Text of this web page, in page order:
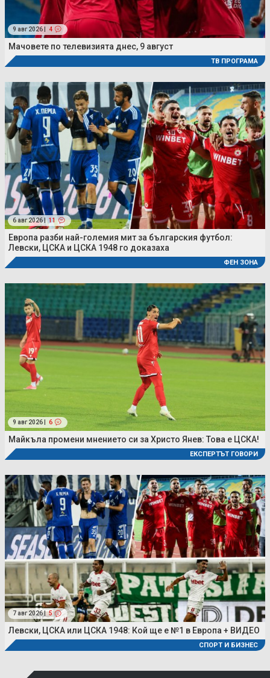
9 авг 2026 | 4
Мачовете по телевизията днес, 9 август
ТВ ПРОГРАМА
6 авг 2026 | 11
Европа разби най-големия мит за българския футбол:
Левски, ЦСКА и ЦСКА 1948 го доказаха
ФЕН ЗОНА
9 авг 2026 | 6
Майкъла промени мнението си за Христо Янев: Това е ЦСКА!
ЕКСПЕРТЪТ ГОВОРИ
7 авг 2026 | 5
Левски, ЦСКА или ЦСКА 1948: Кой ще е №1 в Европа + ВИДЕО
СПОРТ И БИЗНЕС